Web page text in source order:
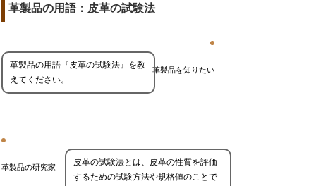
革製品の用語：皮革の試験法
革製品を知りたい
革製品の用語『皮革の試験法』を教
えてください。
革製品の研究家
皮革の試験法とは、皮革の性質を評価
するための試験方法や規格値のことで